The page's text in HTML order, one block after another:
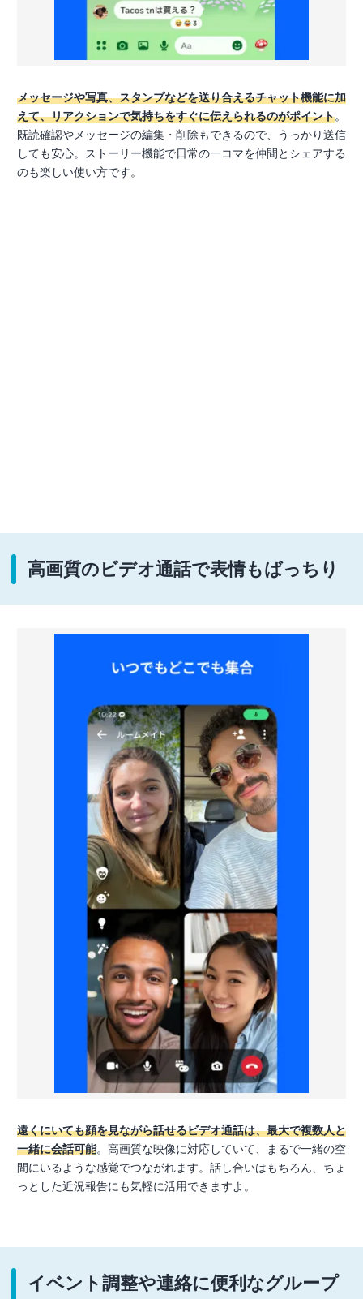
メッセージや写真、スタンプなどを送り合えるチャット機能に加
えて、リアクションで気持ちをすぐに伝えられるのがポイント。
既読確認やメッセージの編集・削除もできるので、うっかり送信
しても安心。ストーリー機能で日常の一コマを仲間とシェアする
のも楽しい使い方です。
高画質のビデオ通話で表情もばっちり
遠くにいても顔を見ながら話せるビデオ通話は、最大で複数人と
一緒に会話可能。高画質な映像に対応していて、まるで一緒の空
間にいるような感覚でつながれます。話し合いはもちろん、ちょ
っとした近況報告にも気軽に活用できますよ。
イベント調整や連絡に便利なグループ